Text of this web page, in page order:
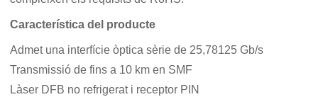
Característica del producte
Admet una interfície òptica sèrie de 25,78125 Gb/s
Transmissió de fins a 10 km en SMF
Làser DFB no refrigerat i receptor PIN